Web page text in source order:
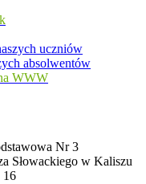
uczniów
absolwentów
WWW
Nr 3
Słowackiego w Kaliszu
16